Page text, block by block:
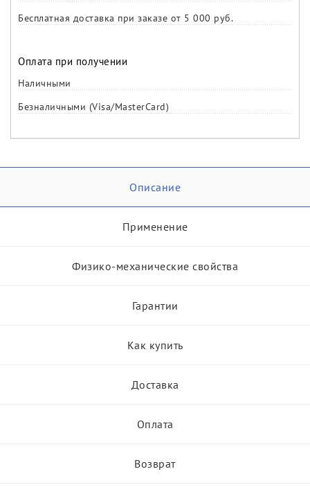
Бесплатная доставка при заказе от 5 000 руб.
Оплата при получении
Наличными
Безналичными (Visa/MasterCard)
Описание
Применение
Физико-механические свойства
Гарантии
Как купить
Доставка
Оплата
Возврат